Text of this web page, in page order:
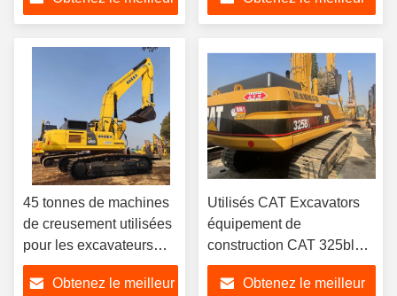
45 tonnes de machines
de creusement utilisées
pour les excavateurs
Japon Excavateur utilisé
Komatsu PC450-8
Obtenez le meilleur
Utilisés CAT Excavators
équipement de
construction CAT 325bl
Utilisé Grapple de
l'excavatrice
Obtenez le meilleur